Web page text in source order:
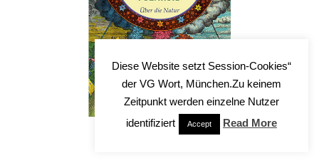
Diese Website setzt Session-Cookies“
der VG Wort, München.Zu keinem
Zeitpunkt werden einzelne Nutzer
identifiziert
Accept Read More